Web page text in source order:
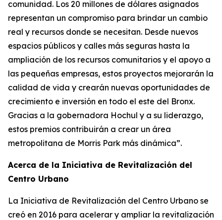
comunidad. Los 20 millones de dólares asignados
representan un compromiso para brindar un cambio
real y recursos donde se necesitan. Desde nuevos
espacios públicos y calles más seguras hasta la
ampliación de los recursos comunitarios y el apoyo a
las pequeñas empresas, estos proyectos mejorarán la
calidad de vida y crearán nuevas oportunidades de
crecimiento e inversión en todo el este del Bronx.
Gracias a la gobernadora Hochul y a su liderazgo,
estos premios contribuirán a crear un área
metropolitana de Morris Park más dinámica”.
Acerca de la Iniciativa de Revitalización del
Centro Urbano
La Iniciativa de Revitalización del Centro Urbano se
creó en 2016 para acelerar y ampliar la revitalización